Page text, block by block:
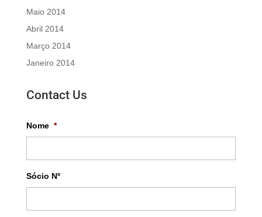
Maio 2014
Abril 2014
Março 2014
Janeiro 2014
Contact Us
Nome *
Sócio Nº